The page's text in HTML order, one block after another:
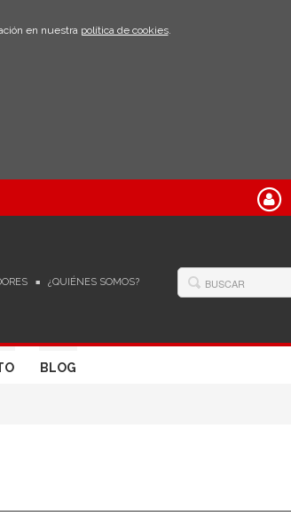
en nuestra política de cookies.
¿QUIÉNES SOMOS?
BLOG